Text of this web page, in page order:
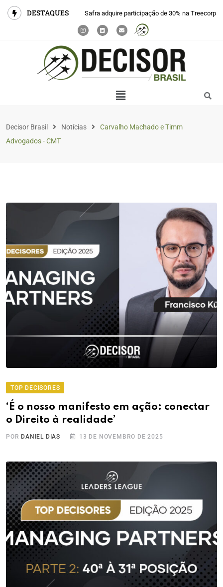
DESTAQUES Safra adquire participação de 30% na Treecorp
Decisor Brasil Notícias
Carvalho Machado e Timm
Advogados - CMT
TOP DECISORES
‘É o nosso manifesto em ação: conectar
o Direito à realidade’
POR DANIEL DIAS 13 DE NOVEMBRO DE 2025